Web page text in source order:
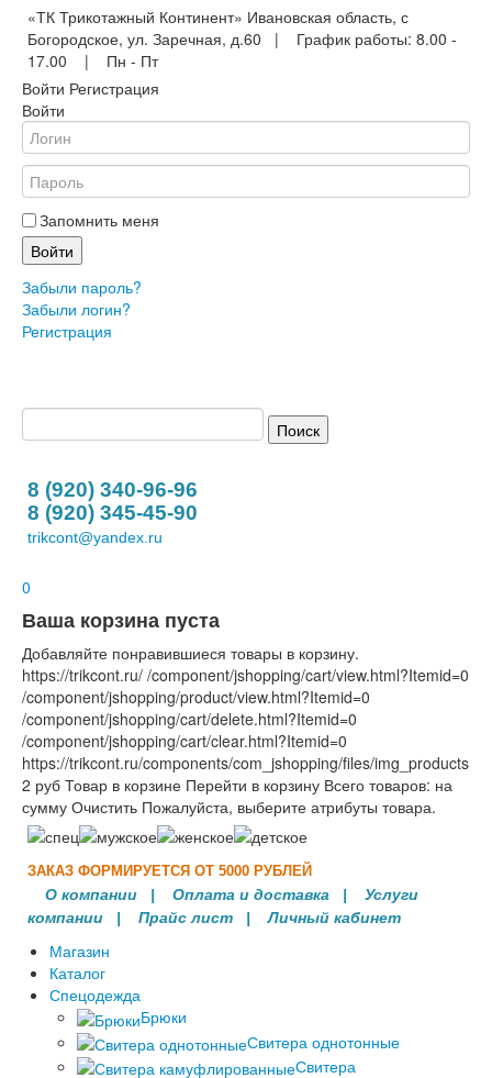
«ТК Трикотажный Континент» Ивановская область, с
Богородское, ул. Заречная, д.60 | График работы: 8.00 -
17.00 | Пн - Пт
Войти Регистрация
Войти
Запомнить меня
Войти
Забыли пароль?
Забыли логин?
Регистрация
8 (920) 340-96-96
8 (920) 345-45-90
trikcont@yandex.ru
0
Ваша корзина пуста
Добавляйте понравившиеся товары в корзину.
https://trikcont.ru/ /component/jshopping/cart/view.html?Itemid=0
/component/jshopping/product/view.html?Itemid=0
/component/jshopping/cart/delete.html?Itemid=0
/component/jshopping/cart/clear.html?Itemid=0
https://trikcont.ru/components/com_jshopping/files/img_products
2 руб Товар в корзине Перейти в корзину Всего товаров: на
сумму Очистить Пожалуйста, выберите атрибуты товара.
ЗАКАЗ ФОРМИРУЕТСЯ ОТ 5000 РУБЛЕЙ
О компании | Оплата и доставка | Услуги
компании | Прайс лист |Личный кабинет
Магазин
Каталог
Спецодежда
Брюки
Свитера однотонные
Свитера